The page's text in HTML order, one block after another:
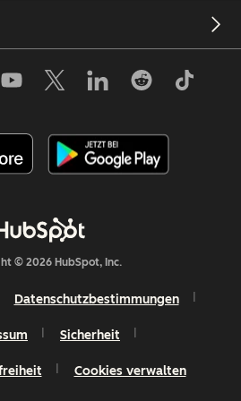
© 2026 HubSpot, Inc.
Datenschutzbestimmungen
Sicherheit
Cookies verwalten